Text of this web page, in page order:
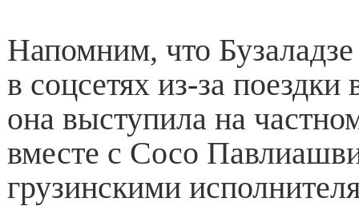
Напомним, что
в соцсетях из-за
она выступила на
вместе с Сосо
грузинскими